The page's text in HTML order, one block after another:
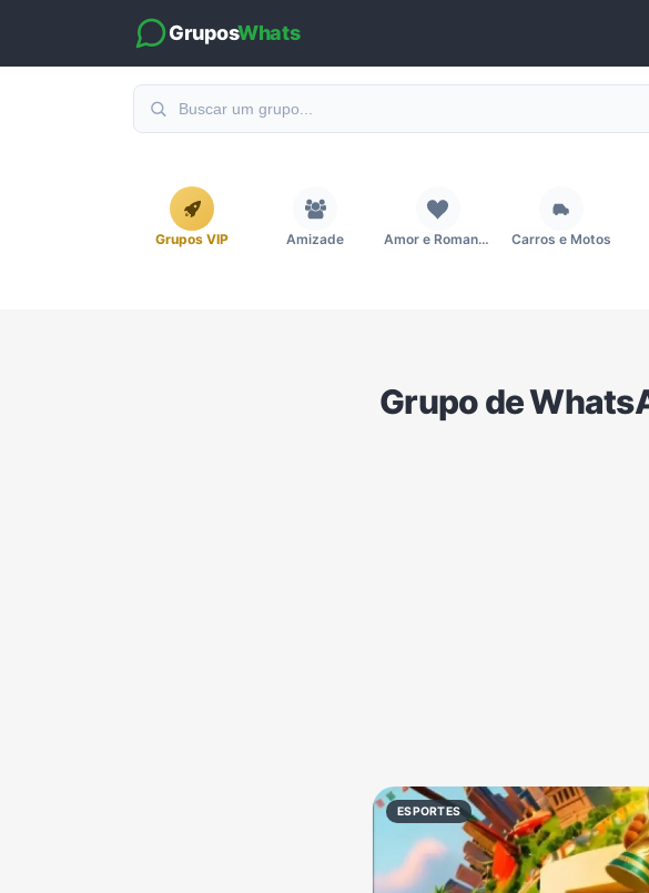
GruposWhats
Grupos VIP Amizade Amor e Romance Carros e Motos
Links
Grupo de
ESPORTES